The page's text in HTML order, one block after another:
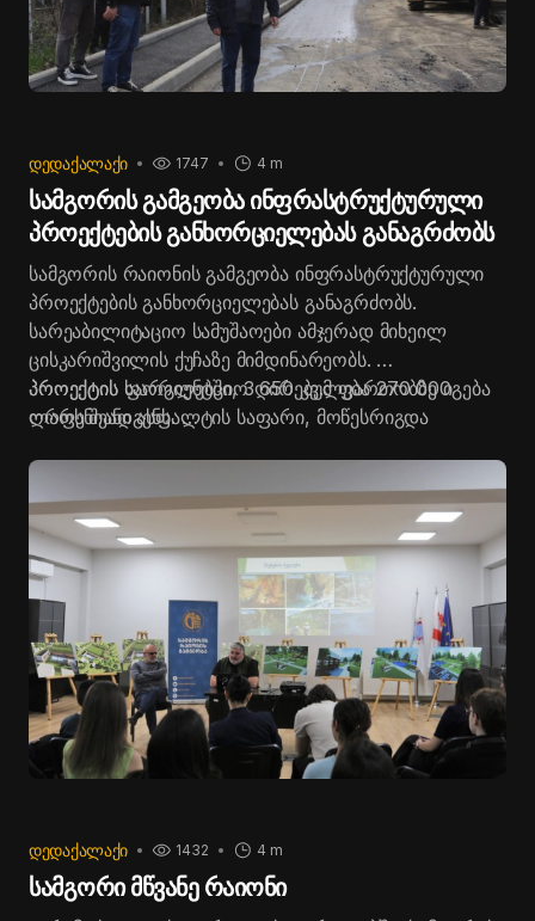
ᲓᲔᲓᲐᲥᲐᲚᲐᲥᲘ 4 m
1747
სამგორის გამგეობა ინფრასტრუქტურული
პროექტების განხორციელებას განაგრძობს
სამგორის რაიონის გამგეობა ინფრასტრუქტურული
პროექტების განხორციელებას განაგრძობს.
სარეაბილიტაციო სამუშაოები ამჯერად მიხეილ
ცისკარიშვილის ქუჩაზე მიმდინარეობს.
პროექტის ფარგლებში, 3 650 კვ.მ ფართობზე იგება
ორფენიანი ასფალტის საფარი, მოწესრიგდა
პროექტის საორიენტციო ღირებულება 270 000
ლარს შეადგენს.
სამხარაძე, მოადგილესთან ერთად გაეცნო.
ᲓᲔᲓᲐᲥᲐᲚᲐᲥᲘ 4 m
1432
სამგორი მწვანე რაიონი